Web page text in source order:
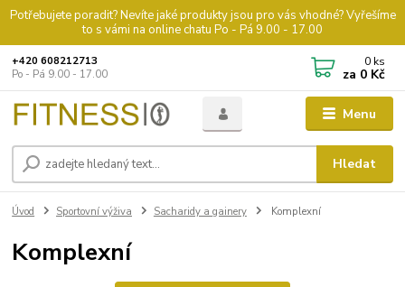
Potřebujete poradit? Nevíte jaké produkty jsou pro vás vhodné? Vyřešíme
to s vámi na online chatu Po - Pá 9.00 - 17.00
Menu
Hledat
+420 608212713
Po - Pá 9.00 - 17.00
0 ks
za 0 Kč
Úvod Sportovní výživa Sacharidy a gainery Komplexní
Komplexní